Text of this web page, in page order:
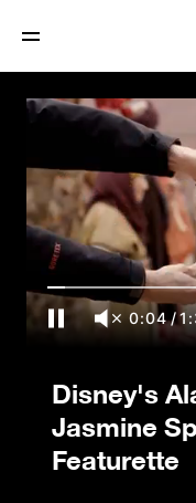
Disney's
Featurette
0:05/
Disney's
Jasmine
Featurette